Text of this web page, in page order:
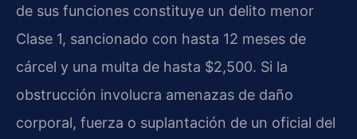
de sus funciones constituye un delito menor
Clase 1, sancionado con hasta 12 meses de
cárcel y una multa de hasta $2,500. Si la
obstrucción involucra amenazas de daño
corporal, fuerza o suplantación de un oficial del